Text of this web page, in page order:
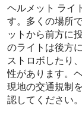
ヘルメット ライ
す。多くの場所
ットから前方に
のライトは後方
ストロボしたり
性があります。
現地の交通規制
認してください。